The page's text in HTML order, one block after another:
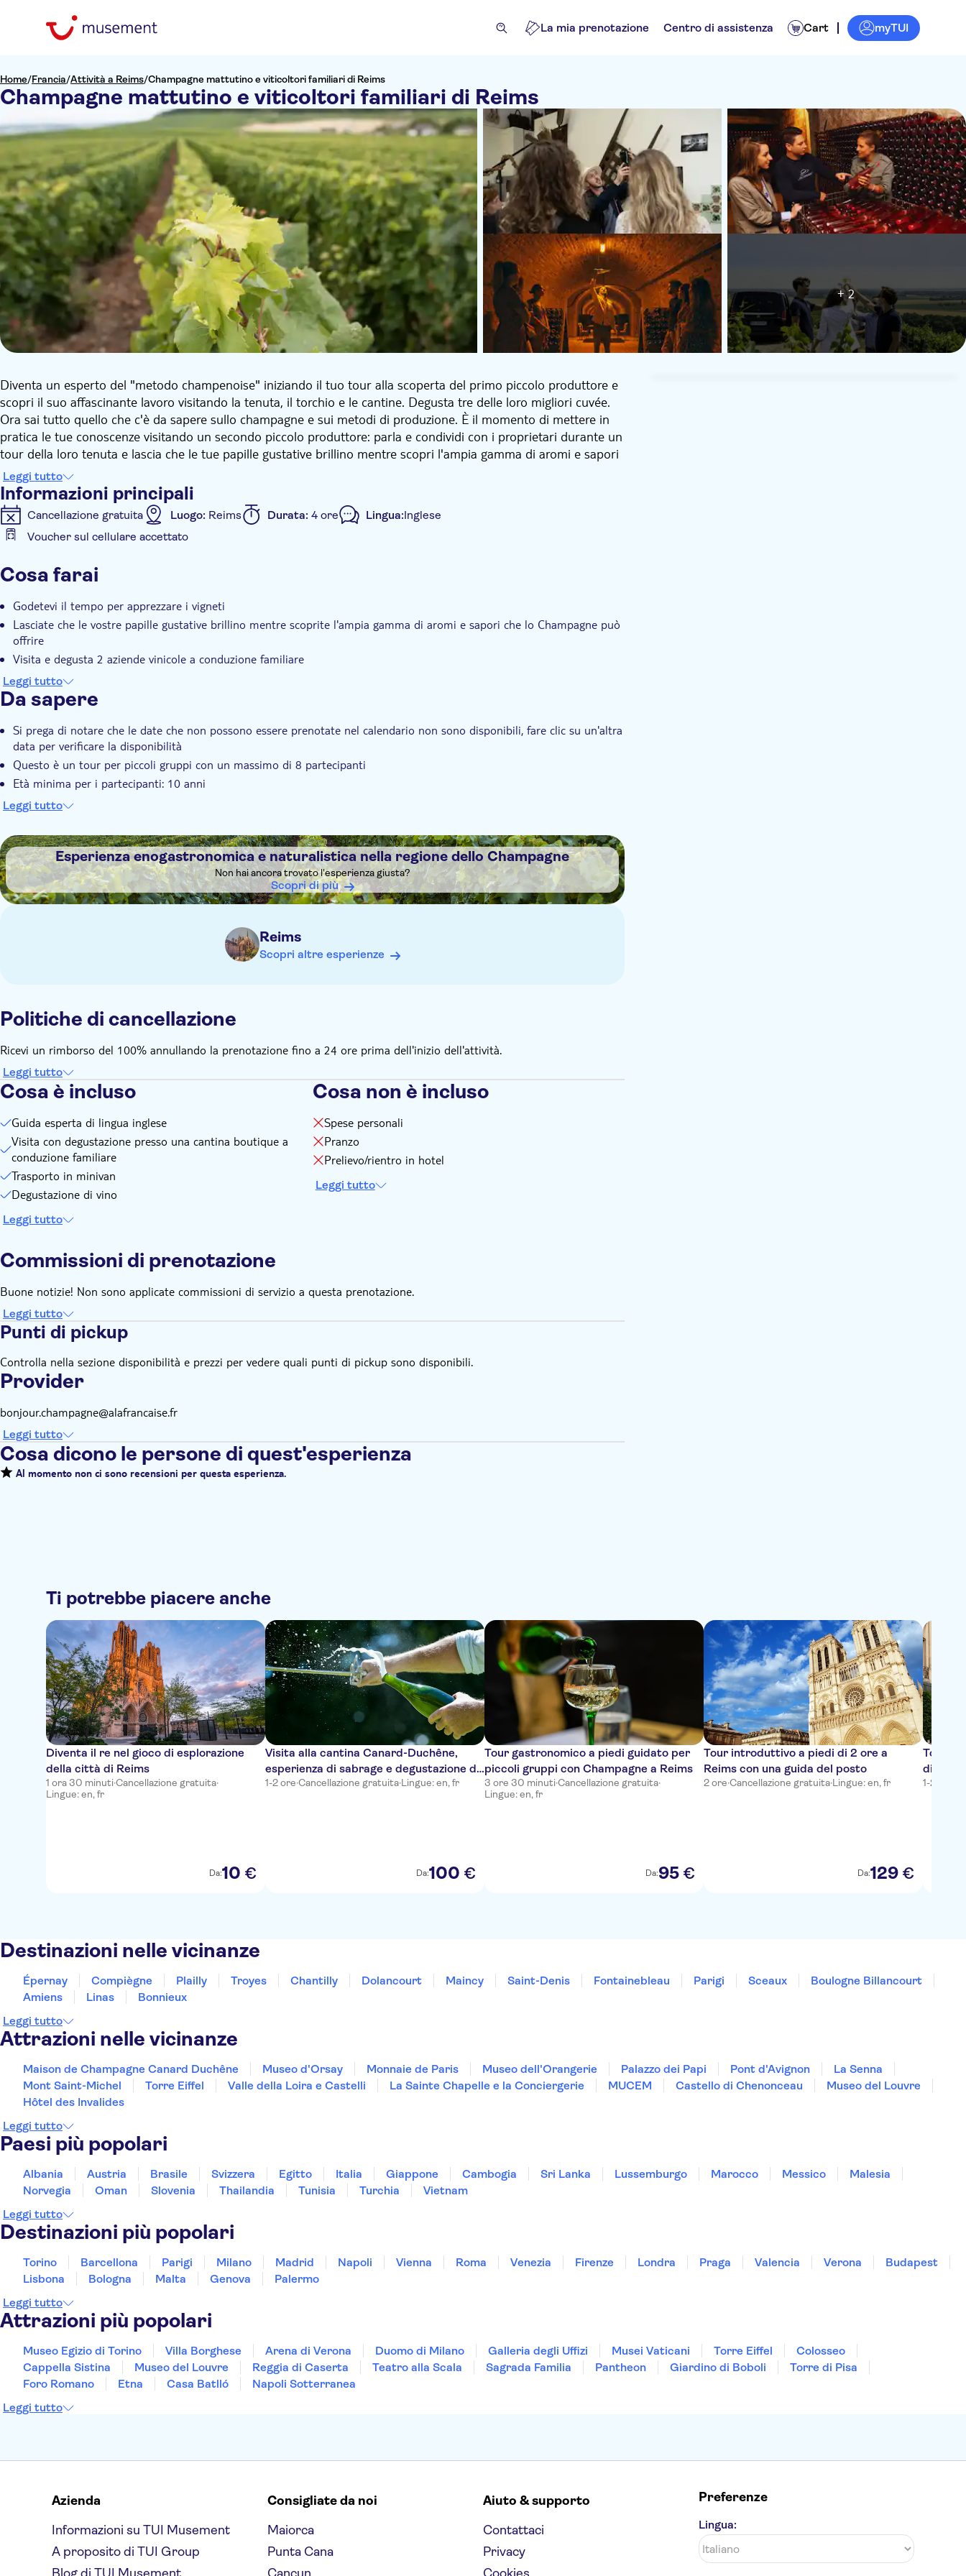
La mia prenotazione Centro di assistenza Cart myTUI
Home/Francia/Attività a Reims/Champagne mattutino e viticoltori familiari di Reims
Champagne mattutino e viticoltori familiari di Reims
+ 2
Diventa un esperto del "metodo champenoise" iniziando il tuo tour alla scoperta del primo piccolo produttore e
scopri il suo affascinante lavoro visitando la tenuta, il torchio e le cantine. Degusta tre delle loro migliori cuvée.
Ora sai tutto quello che c'è da sapere sullo champagne e sui metodi di produzione. È il momento di mettere in
pratica le tue conoscenze visitando un secondo piccolo produttore: parla e condividi con i proprietari durante un
tour della loro tenuta e lascia che le tue papille gustative brillino mentre scopri l'ampia gamma di aromi e sapori
che lo Champagne può offrire attraverso 3 cuvée.
Il tour mattutino termina di fronte alla stazione ferroviaria del centro di Reims.
Leggi tutto
Informazioni principali
Cancellazione gratuita Luogo: Reims Durata: 4 ore Lingua:Inglese
Voucher sul cellulare accettato
Conferma istantanea
Cosa farai
Godetevi il tempo per apprezzare i vigneti
Lasciate che le vostre papille gustative brillino mentre scoprite l'ampia gamma di aromi e sapori che lo Champagne può
offrire
Visita e degusta 2 aziende vinicole a conduzione familiare
Parla e condividi con i proprietari durante un tour della loro tenuta
Leggi tutto
Da sapere
Si prega di notare che le date che non possono essere prenotate nel calendario non sono disponibili, fare clic su un'altra
data per verificare la disponibilità
Questo è un tour per piccoli gruppi con un massimo di 8 partecipanti
Età minima per i partecipanti: 10 anni
Tutti i bambini devono essere accompagnati da un adulto
Per il tour è richiesto un minimo di due partecipanti; se è prenotata solo una persona, il fornitore contatterà il cliente
(telefono o e-mail) per riprogrammare o rimborsare l'importo totale
Leggi tutto
DSA1Esperienza enogastronomica e naturalistica nella regione dello Champagne
Esperienza enogastronomica e naturalistica nella regione dello Champagne
Non hai ancora trovato l'esperienza giusta?
Scopri di più
Reims
Scopri altre esperienze
Politiche di cancellazione
Ricevi un rimborso del 100% annullando la prenotazione fino a 24 ore prima dell'inizio dell'attività.
Leggi tutto
Cosa è incluso
Guida esperta di lingua inglese
Visita con degustazione presso una cantina boutique a
conduzione familiare
Trasporto in minivan
Degustazione di vino
Leggi tutto
Cosa non è incluso
Spese personali
Pranzo
Prelievo/rientro in hotel
Leggi tutto
Commissioni di prenotazione
Buone notizie! Non sono applicate commissioni di servizio a questa prenotazione.
Leggi tutto
Punti di pickup
Controlla nella sezione disponibilità e prezzi per vedere quali punti di pickup sono disponibili.
Provider
bonjour.champagne@alafrancaise.fr
Leggi tutto
Cosa dicono le persone di quest'esperienza
Al momento non ci sono recensioni per questa esperienza.
Ti potrebbe piacere anche
Diventa il re nel gioco di esplorazione
della città di Reims
1 ora 30 minuti·Cancellazione gratuita·
Lingue: en, fr
Da:10 €
Visita alla cantina Canard-Duchêne,
esperienza di sabrage e degustazione di
Champagne
1-2 ore·Cancellazione gratuita·Lingue: en, fr
Da:100 €
Tour gastronomico a piedi guidato per
piccoli gruppi con Champagne a Reims
3 ore 30 minuti·Cancellazione gratuita·
Lingue: en, fr
Da:95 €
Tour introduttivo a piedi di 2 ore a
Reims con una guida del posto
2 ore·Cancellazione gratuita·Lingue: en, fr
Da:129 €
Tour a
di
1-2 ore
Destinazioni nelle vicinanze
Épernay Compiègne Plailly Troyes Chantilly Dolancourt Maincy Saint-Denis Fontainebleau Parigi Sceaux
Boulogne Billancourt
Amiens
Linas
Bonnieux
Leggi tutto
Attrazioni nelle vicinanze
Maison de Champagne Canard Duchêne Museo d'Orsay Monnaie de Paris Museo dell'Orangerie Palazzo dei Papi Pont d'Avignon
La Senna
Mont Saint-Michel
Torre Eiffel Valle della Loira e Castelli La Sainte Chapelle e la Conciergerie MUCEM Castello di Chenonceau
Museo del Louvre
Hôtel des Invalides
Leggi tutto
Paesi più popolari
Albania Austria Brasile Svizzera Egitto Italia Giappone Cambogia Sri Lanka Lussemburgo Marocco Messico
Malesia
Norvegia
Oman Slovenia Thailandia Tunisia Turchia
Vietnam
Leggi tutto
Destinazioni più popolari
Torino Barcellona Parigi Milano Madrid Napoli Vienna Roma Venezia Firenze Londra Praga Valencia Verona
Budapest
Lisbona
Bologna Malta Genova
Palermo
Leggi tutto
Attrazioni più popolari
Museo Egizio di Torino Villa Borghese Arena di Verona Duomo di Milano Galleria degli Uffizi Musei Vaticani Torre Eiffel
Colosseo
Cappella Sistina
Museo del Louvre Reggia di Caserta Teatro alla Scala Sagrada Familia Pantheon Giardino di Boboli
Torre di Pisa
Foro Romano
Etna Casa Batlló
Napoli Sotterranea
Leggi tutto
Azienda
Informazioni su TUI Musement
A proposito di TUI Group
Blog di TUI Musement
Consigliate da noi
Maiorca
Punta Cana
Cancun
Aiuto & supporto
Contattaci
Privacy
Cookies
Preferenze
Lingua: